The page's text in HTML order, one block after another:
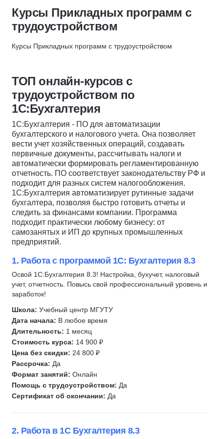
ProductStar × РБК
Скидка 62%
МТИ
Яндекс Практикум
Получи скидку 7%
AutoCAD
Blender
Cinema 4D
ZBrush
Figma
Substance Painter
Business Studio
Rhinoceros
Ableton
Adobe Lightroom
Программа 1С
Fl studio
Clo 3D
1С:Бухгалтерия
1С:Предприятие
1С:Документооборот
1С:Управление торговлей
Revit
1С:Бухгалтерия
Курсы Прикладных программ с
трудоустройством
Курсы Прикладных программ с трудоустройством
ТОП онлайн-курсов с
трудоустройством по
1С:Бухгалтерия
1С:Бухгалтерия - ПО для автоматизации
бухгалтерского и налогового учета. Она позволяет
вести учет хозяйственных операций, создавать
первичные документы, рассчитывать налоги и
автоматически формировать регламентированную
отчетность. ПО соответствует законодательству РФ и
подходит для разных систем налогообложения.
1С:Бухгалтерия автоматизирует рутинные задачи
бухгалтера, позволяя быстро готовить отчеты и
следить за финансами компании. Программа
подходит практически любому бизнесу: от
самозанятых и ИП до крупных промышленных
предприятий.
1. Работа с программой 1С: Бухгалтерия 8.3
Освой 1С:Бухгалтерия 8.3! Настройка, бухучет, налоговый
учет, отчетность. Повысь свой профессиональный уровень и
заработок!
Школа: Учебный центр МГУТУ
Дата начала: В любое время
Длительность: 1 месяц
Стоимость курса: 14 900 ₽
Цена без скидки: 24 800 ₽
Рассрочка: Да
Формат занятий: Онлайн
Помощь с трудоустройством: Да
Сертификат об окончании: Да
2. Работа в 1С Бухгалтерия 8.3